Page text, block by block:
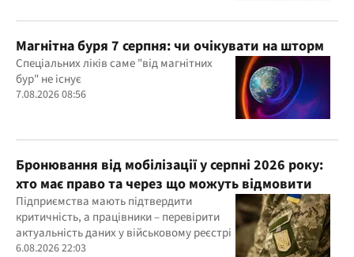
Магнітна буря 7 серпня: чи очікувати на шторм
Спеціальних ліків саме "від магнітних
бур" не існує
7.08.2026 08:56
Бронювання від мобілізації у серпні 2026 року:
хто має право та через що можуть відмовити
Підприємства мають підтвердити
критичність, а працівники – перевірити
актуальність даних у військовому реєстрі
6.08.2026 22:03